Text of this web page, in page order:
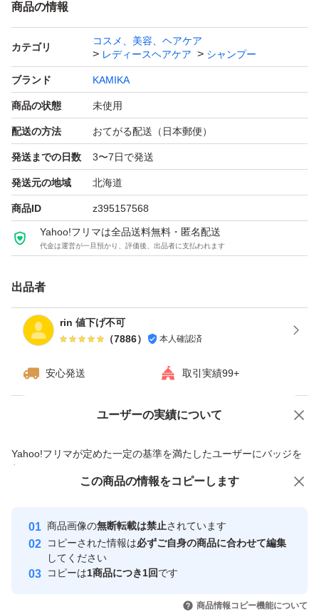
商品の情報
カテゴリ
コスメ、美容、ヘアケア
レディースヘアケア
シャンプー
ブランド KAMIKA
商品の状態 未使用
配送の方法 おてがる配送（日本郵便）
発送までの日数 3〜7日で発送
発送元の地域 北海道
商品ID z395157568
Yahoo!フリマは全品送料無料・匿名配送
代金は運営が一旦預かり、評価後、出品者に支払われます
出品者
rin 値下げ不可
（7886） 本人確認済
安心発送 取引実績99+
ユーザーの実績について
Yahoo!フリマが定めた一定の基準を満たしたユーザーにバッジを
付与しています
安心取引出品者
心・安全なユーザーです
取引実績
引を完了させた実績があります
価格の相談 商品への質問
この商品の情報をコピーします
商品画像の無断転載は禁止されています
コピーされた情報は必ずご自身の商品に合わせて編集
してください
コピーは1商品につき1回です
商品情報コピー機能について
この商品をみている人にオススメ